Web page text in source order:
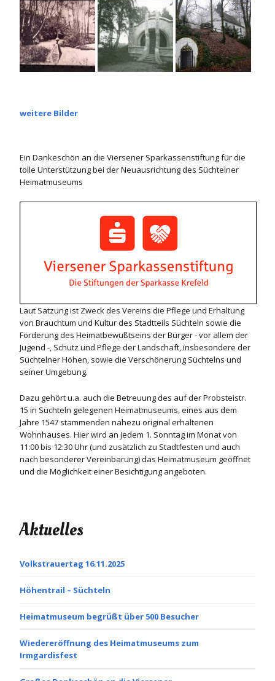
weitere Bilder
Ein Dankeschön an die Viersener Sparkassenstiftung für die
tolle Unterstützung bei der Neuausrichtung des Süchtelner
Heimatmuseums
Laut Satzung ist Zweck des Vereins die Pflege und Erhaltung
von Brauchtum und Kultur des Stadtteils Süchteln sowie die
Förderung des Heimatbewußtseins der Bürger - vor allem der
Jugend -, Schutz und Pflege der Landschaft, insbesondere der
Süchtelner Höhen, sowie die Verschönerung Süchtelns und
seiner Umgebung.
Dazu gehört u.a. auch die Betreuung des auf der Probsteistr.
15 in Süchteln gelegenen Heimatmuseums, eines aus dem
Jahre 1547 stammenden nahezu original erhaltenen
Wohnhauses. Hier wird an jedem 1. Sonntag im Monat von
11:00 bis 12:30 Uhr (und zusätzlich zu Stadtfesten und auch
nach besonderer Vereinbarung) das Heimatmuseum geöffnet
und die Möglichkeit einer Besichtigung angeboten.
Aktuelles
Volkstrauertag 16.11.2025
Höhentrail – Süchteln
Heimatmuseum begrüßt über 500 Besucher
Wiedereröffnung des Heimatmuseums zum
Irmgardisfest